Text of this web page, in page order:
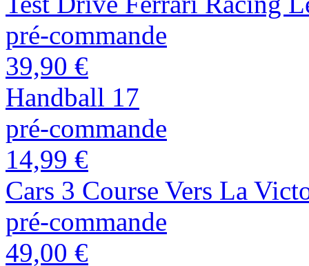
pré-commande
39,90 €
Handball 17
pré-commande
14,99 €
Cars 3 Course Vers La
pré-commande
49,00 €